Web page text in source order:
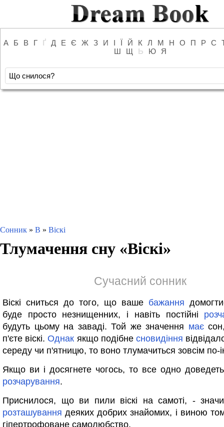
А Б В Г Ґ Д Е Є Ж З И І Ї Й К Л М Н О П Р С
Ш
Щ Ь Ю Я
Сонник » В » Віскі
Тлумачення сну «Віскі»
Сучасний сонник
Віскі сниться до того, що ваше бажання
буде просто незнищенних, і навіть постійні
будуть цьому на заваді. Той же значення має
п'єте віскі.Однак якщо подібнесновидіння
середу чи п'ятницю, то воно тлумачиться зовсім по-
Якщо ви і досягнете чогось, то все одно
розчарування.
Приснилося, що ви пили віскі на самоті, -
розташування деяких добрих знайомих, і виною
гіпертрофоване самолюбство.